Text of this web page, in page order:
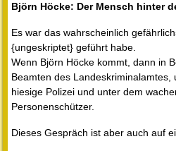
Björn Höcke: Der Mensch hinter
Es war das wahrscheinlich
{ungeskriptet} geführt habe.
Wenn Björn Höcke kommt, dann in
Beamten des Landeskriminalamtes,
hiesige Polizei und unter dem
Personenschützer.
Dieses Gespräch ist aber auch auf